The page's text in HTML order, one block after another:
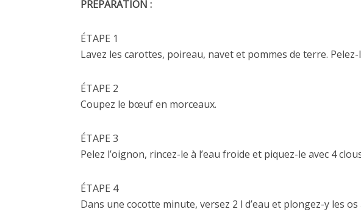
PRÉPARATION :
ÉTAPE 1
Lavez les carottes, poireau, navet et pommes de terre.
ÉTAPE 2
Coupez le bœuf en morceaux.
ÉTAPE 3
Pelez l’oignon, rincez-le à l’eau froide et piquez-le avec 4
ÉTAPE 4
Dans une cocotte minute, versez 2 l d’eau et plongez-y les